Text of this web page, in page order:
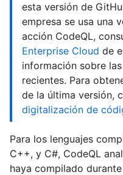
esta versión de
empresa se usa una
acción CodeQL,
Enterprise Cloud de
información sobre
recientes. Para
de la última versión,
digitalización de
Para los lenguajes
C++, y C#, CodeQL
haya compilado